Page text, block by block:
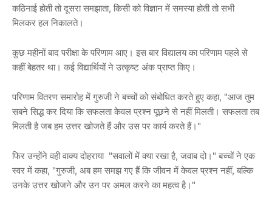
कठिनाई होती तो दूसरा समझाता, किसी को विज्ञान में समस्या होती तो सभी
मिलकर हल निकालते।
कुछ महीनों बाद परीक्षा के परिणाम आए। इस बार विद्यालय का परिणाम पहले से
कहीं बेहतर था। कई विद्यार्थियों ने उत्कृष्ट अंक प्राप्त किए।
परिणाम वितरण समारोह में गुरुजी ने बच्चों को संबोधित करते हुए कहा, "आज तुम
सबने सिद्ध कर दिया कि सफलता केवल प्रश्न पूछने से नहीं मिलती। सफलता तब
मिलती है जब हम उत्तर खोजते हैं और उस पर कार्य करते हैं।"
फिर उन्होंने वही वाक्य दोहराया "सवालों में क्या रखा है, जवाब दो।" बच्चों ने एक
स्वर में कहा, "गुरुजी, अब हम समझ गए हैं कि जीवन में केवल प्रश्न नहीं, बल्कि
उनके उत्तर खोजने और उन पर अमल करने का महत्व है।"